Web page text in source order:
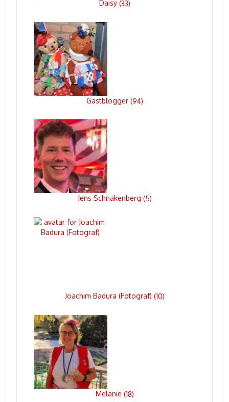
Daisy (33)
Gastblogger (94)
Jens Schnakenberg (5)
Joachim Badura (Fotograf) (10)
Melanie (18)